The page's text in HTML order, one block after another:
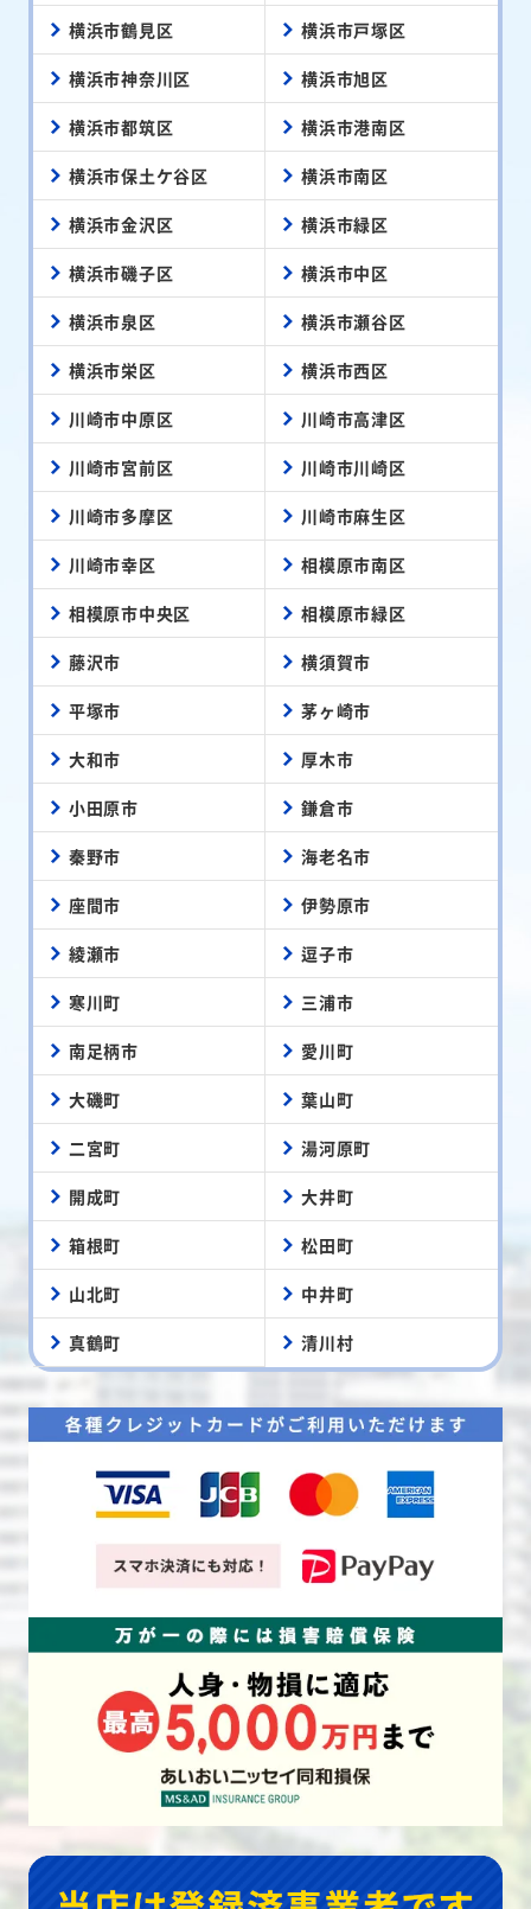
横浜市鶴見区 横浜市戸塚区
横浜市神奈川区 横浜市旭区
横浜市都筑区 横浜市港南区
横浜市保土ケ谷区 横浜市南区
横浜市金沢区 横浜市緑区
横浜市磯子区 横浜市中区
横浜市泉区 横浜市瀬谷区
横浜市栄区 横浜市西区
川崎市中原区 川崎市高津区
川崎市宮前区 川崎市川崎区
川崎市多摩区 川崎市麻生区
川崎市幸区 相模原市南区
相模原市中央区 相模原市緑区
藤沢市 横須賀市
平塚市 茅ヶ崎市
大和市 厚木市
小田原市 鎌倉市
秦野市 海老名市
座間市 伊勢原市
綾瀬市 逗子市
寒川町 三浦市
南足柄市 愛川町
大磯町 葉山町
二宮町 湯河原町
開成町 大井町
箱根町 松田町
山北町 中井町
真鶴町 清川村